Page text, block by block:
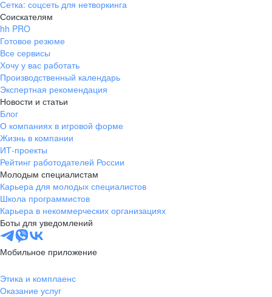
Сетка: соцсеть для нетворкинга
Соискателям
hh PRO
Готовое резюме
Все сервисы
Хочу у вас работать
Производственный календарь
Экспертная рекомендация
Новости и статьи
Блог
О компаниях в игровой форме
Жизнь в компании
ИТ-проекты
Рейтинг работодателей России
Молодым специалистам
Карьера для молодых специалистов
Школа программистов
Карьера в некоммерческих организациях
Боты для уведомлений
Мобильное приложение
Этика и комплаенс
Оказание услуг